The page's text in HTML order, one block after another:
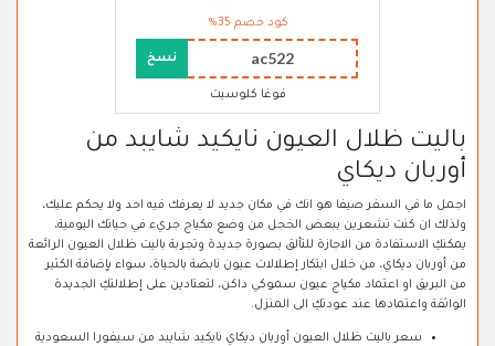
كود خصم 35%
ac522 نسخ
فوغا كلوسيت
باليت ظلال العيون نايكيد شايبد من
أوربان ديكاي
اجمل ما في السفر صيفا هو انك في مكان جديد لا يعرفك فيه احد ولا يحكم عليك،
ولذلك ان كنت تشعرين ببعض الخجل من وضع مكياج جريء في حياتك اليومية،
يمكنكِ الاستفادة من الاجازة للتألق بصورة جديدة وتجربة باليت ظلال العيون الرائعة
من أوربان ديكاي، من خلال ابتكار إطلالات عيون نابضة بالحياة، سواء بإضافة الكثير
من البريق او اعتماد مكياج عيون سموكي داكن، لتعتادين على إطلالتكِ الجديدة
الواثقة واعتمادها عند عودتكِ الى المنزل.
سعر باليت ظلال العيون أوربان ديكاي نايكيد شايبد من سيفورا السعودية